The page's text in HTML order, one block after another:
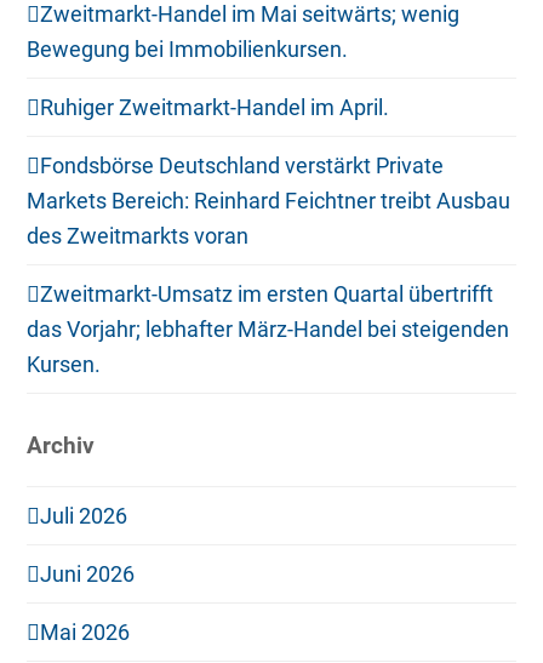
Zweitmarkt-Handel im Mai seitwärts; wenig
Bewegung bei Immobilienkursen.
Ruhiger Zweitmarkt-Handel im April.
Fondsbörse Deutschland verstärkt Private
Markets Bereich: Reinhard Feichtner treibt Ausbau
des Zweitmarkts voran
Zweitmarkt-Umsatz im ersten Quartal übertrifft
das Vorjahr; lebhafter März-Handel bei steigenden
Kursen.
Archiv
Juli 2026
Juni 2026
Mai 2026